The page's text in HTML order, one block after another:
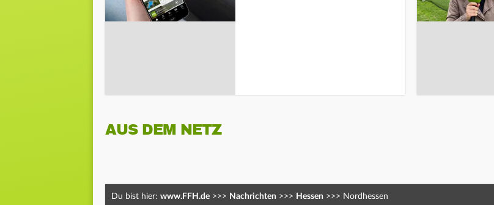
AUS DEM NETZ
Du bist hier: www.FFH.de >>> Nachrichten >>> Hessen >>> Nordhessen